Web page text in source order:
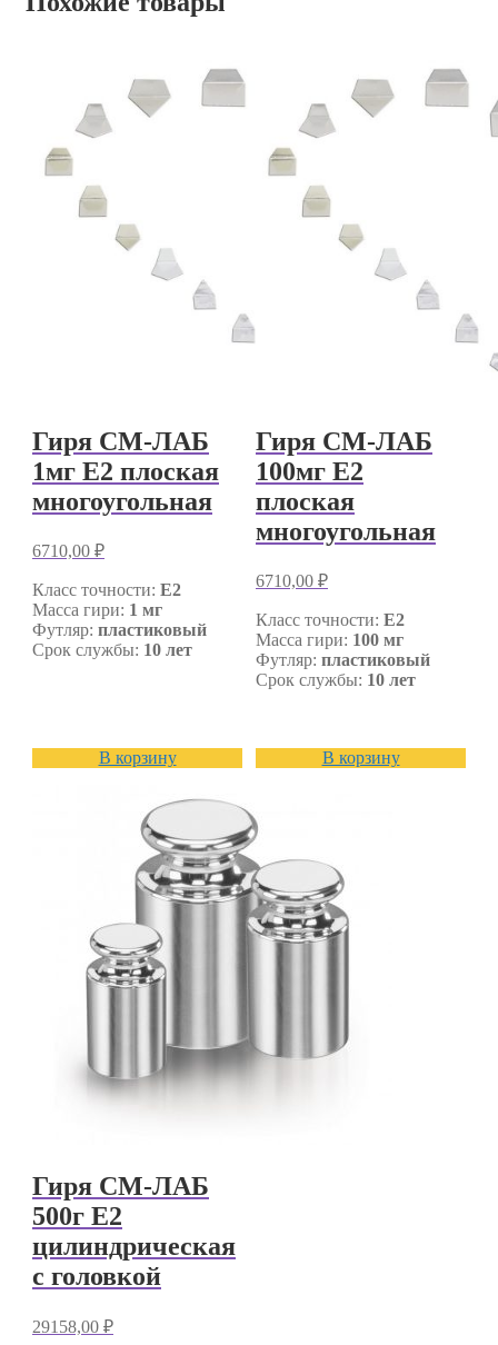
Гиря СМ-ЛАБ
1мг E2 плоская
многоугольная
6710,00 ₽
Класс точности: E2
Масса гири: 1 мг
Футляр: пластиковый
Срок службы: 10 лет
В корзину
Гиря СМ-ЛАБ
100мг E2
плоская
многоугольная
6710,00 ₽
Класс точности: E2
Масса гири: 100 мг
Футляр: пластиковый
Срок службы: 10 лет
В корзину
Гиря СМ-ЛАБ
500г E2
цилиндрическая
с головкой
29158,00 ₽